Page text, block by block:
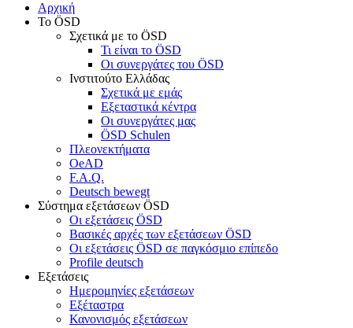
Αρχική
Το ÖSD
Σχετικά με το ÖSD
Τι είναι το ÖSD
Οι συνεργάτες του ÖSD
Ινστιτούτο Ελλάδας
Σχετικά με εμάς
Εξεταστικά κέντρα
Οι συνεργάτες μας
ÖSD Schulen
Πλεονεκτήματα
OeAD
F.A.Q.
Deutsch bewegt
Σύστημα εξετάσεων ÖSD
Οι εξετάσεις ÖSD
Βασικές αρχές των εξετάσεων ÖSD
Οι εξετάσεις ÖSD σε παγκόσμιο επίπεδο
Profile deutsch
Εξετάσεις
Ημερομηνίες εξετάσεων
Εξέταστρα
Κανονισμός εξετάσεων